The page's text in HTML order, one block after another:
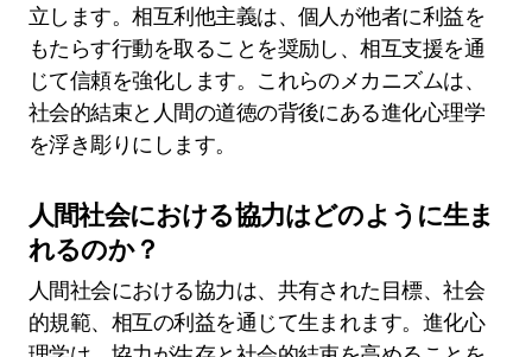
立します。相互利他主義は、個人が他者に利益を
もたらす行動を取ることを奨励し、相互支援を通
じて信頼を強化します。これらのメカニズムは、
社会的結束と人間の道徳の背後にある進化心理学
を浮き彫りにします。
人間社会における協力はどのように生ま
れるのか？
人間社会における協力は、共有された目標、社会
的規範、相互の利益を通じて生まれます。進化心